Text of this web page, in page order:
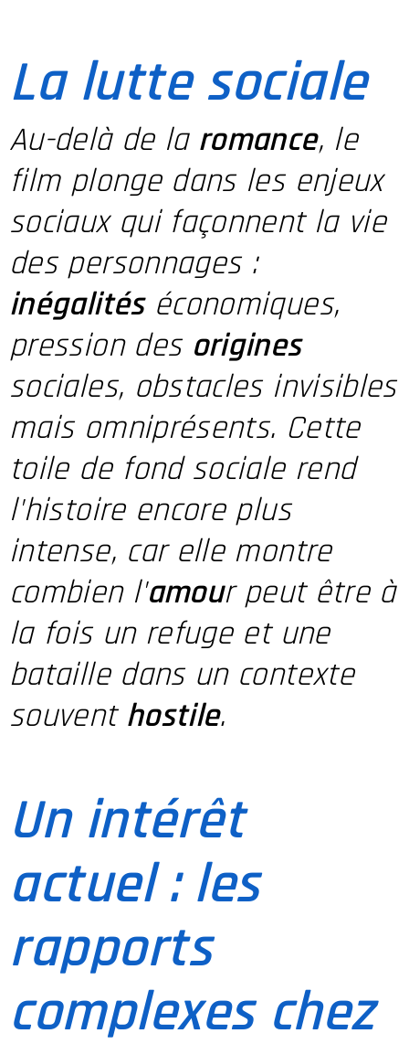
La lutte sociale
Au-delà de la romance, le
film plonge dans les enjeux
sociaux qui façonnent la vie
des personnages :
inégalitéséconomiques,
pression des origines
sociales, obstacles invisibles
mais omniprésents. Cette
toile de fond sociale rend
l'histoire encore plus
intense, car elle montre
combien l'amour peut être à
la fois un refuge et une
bataille dans un contexte
souvent hostile.
Un intérêt
actuel : les
rapports
complexes chez